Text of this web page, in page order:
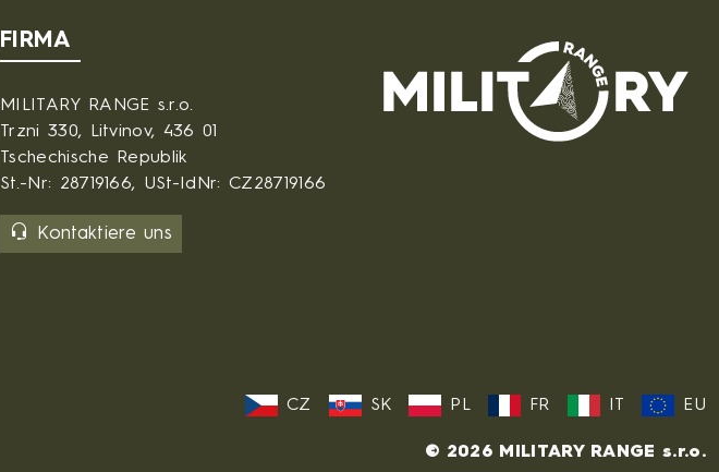
FIRMA
MILITARY RANGE s.r.o.
Trzni 330, Litvinov, 436 01
Tschechische Republik
St.-Nr: 28719166, USt-IdNr: CZ28719166
Kontaktiere uns
CZ SK PL FR EU
© 2026 MILITARY RANGE s.r.o.